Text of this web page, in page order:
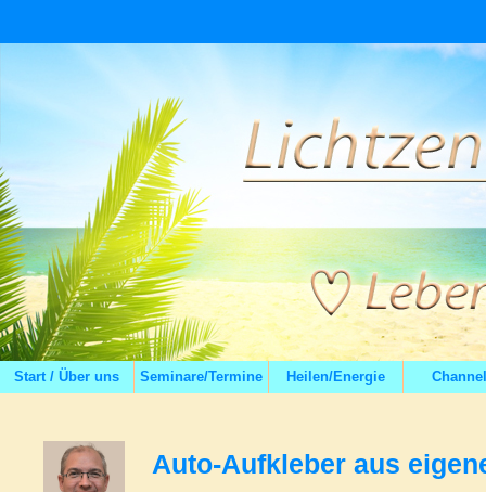
Start / Über uns Seminare/Termine Heilen/Energie
Auto-Aufkleber aus